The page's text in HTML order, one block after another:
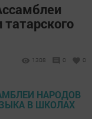
1308 0 0